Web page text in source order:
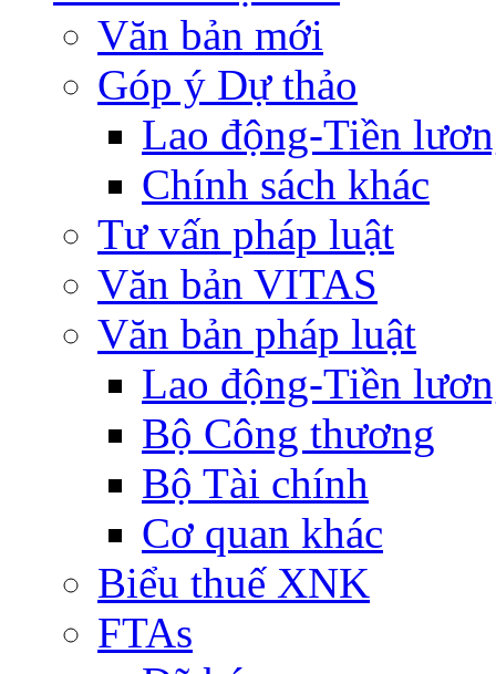
Văn bản mới
Góp ý Dự thảo
Lao động-Tiền
Chính sách khác
Tư vấn pháp luật
Văn bản VITAS
Văn bản pháp luật
Lao động-Tiền
Bộ Công thương
Bộ Tài chính
Cơ quan khác
Biểu thuế XNK
FTAs